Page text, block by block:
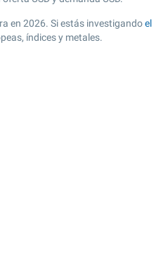
en 2026. Si estás investigandoel
índices y metales.